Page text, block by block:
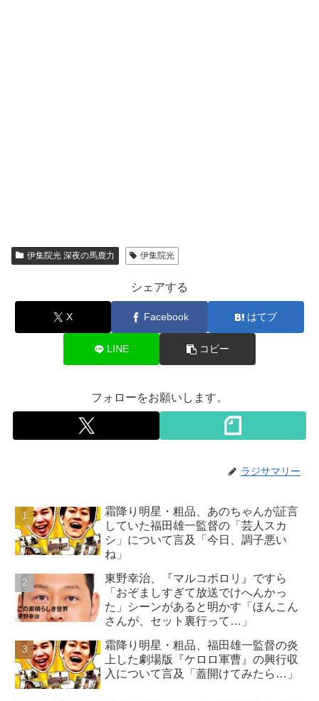
伊集院光 深夜の馬鹿力 伊集院光
シェアする
X Facebook はてブ
LINE コピー
フォローをお願いします。
ラジサマリー
霜降り明星・粗品、あのちゃんが証言
していた福田雄一監督の「芸人スカ
シ」について言及「今日、調子悪い
ね」
東野幸治、『マルコポロリ』ですら
「おぞましすぎて放送でけへんかっ
た」シーンがあると明かす「ほんこん
さんが、セット裏行って…」
霜降り明星・粗品、福田雄一監督の炎
上した劇場版『ケロロ軍曹』の興行収
入について言及「蓋開けてみたら…」